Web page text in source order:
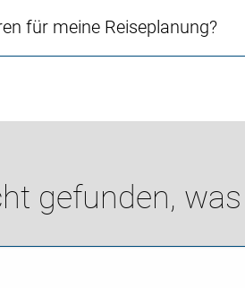
für meine Reiseplanung?
gefunden,